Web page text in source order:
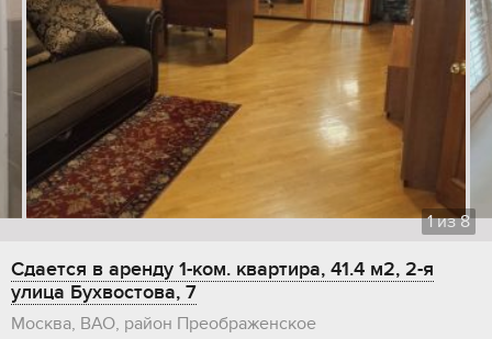
1из8
Сдается в аренду 1-ком. квартира, 41.4 м2, 2-я
улица Бухвостова, 7
Москва, ВАО, район Преображенское